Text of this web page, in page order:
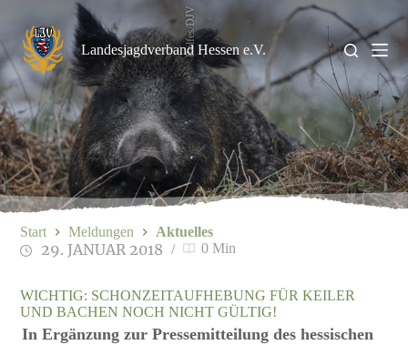
springen
Landesjagdverband Hessen e.V.
Rolfes/DJV
WICHTIG: SCHONZEITAUFHEBUNG FÜR KEILER
UND BACHEN NOCH NICHT GÜLTIG!
In Ergänzung zur Pressemitteilung des hessischen
29. JANUAR 2018 0 Min
Start Meldungen Aktuelles